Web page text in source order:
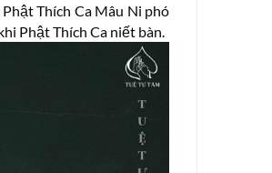
Thích Ca Mâu Ni phó
Phật Thích Ca niết bàn.